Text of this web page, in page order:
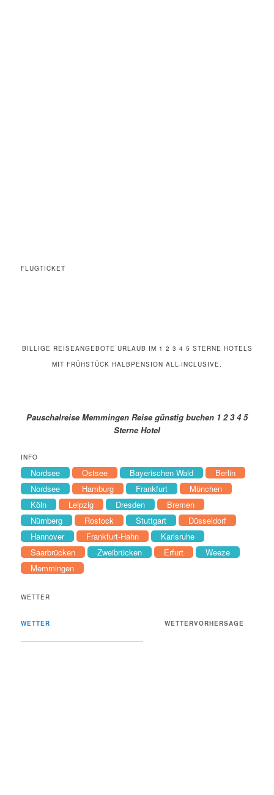
FLUGTICKET
BILLIGE REISEANGEBOTE URLAUB IM 1 2 3 4 5 STERNE HOTELS
MIT FRÜHSTÜCK HALBPENSION ALL-INCLUSIVE.
Pauschalreise Memmingen Reise günstig buchen 1 2 3 4 5
Sterne Hotel
INFO
Nordsee Ostsee Bayerischen Wald
Berlin
Nordsee
Hamburg Frankfurt
München
Köln
Leipzig Dresden
Bremen
Nürnberg
Rostock Stuttgart
Düsseldorf
Hannover
Frankfurt-Hahn
Karlsruhe
Saarbrücken
Zweibrücken Erfurt
Weeze
Memmingen
WETTER
WETTER WETTERVORHERSAGE